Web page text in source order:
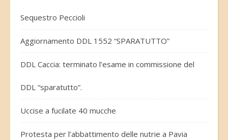
Sequestro Peccioli
Aggiornamento DDL 1552 “SPARATUTTO”
DDL Caccia: terminato l’esame in commissione del
DDL “sparatutto”.
Uccise a fucilate 40 mucche
Protesta per l’abbattimento delle nutrie a Pavia